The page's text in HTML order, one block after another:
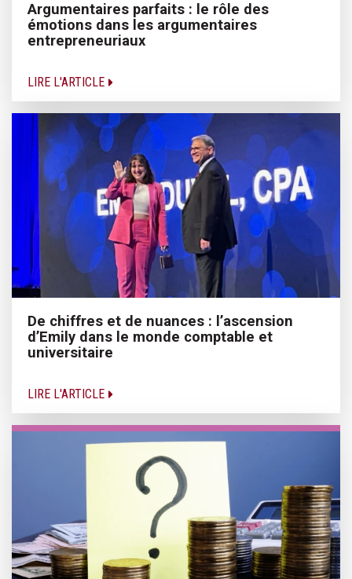
Argumentaires parfaits : le rôle des
émotions dans les argumentaires
entrepreneuriaux
LIRE L'ARTICLE
De chiffres et de nuances : l’ascension
d’Emily dans le monde comptable et
universitaire
LIRE L'ARTICLE